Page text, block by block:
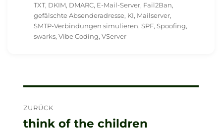
TXT, DKIM, DMARC, E-Mail-Server, Fail2Ban,
gefälschte Absenderadresse, KI, Mailserver,
SMTP-Verbindungen simulieren,SPF,Spoofing,
swarks,Vibe Coding,VServer
ZURÜCK
Vorheriger
think of the children